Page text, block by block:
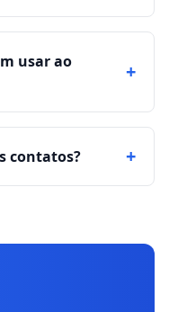
usar ao
+
contatos? +